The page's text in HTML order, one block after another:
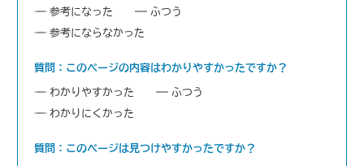
参考になった
ふつう
参考にならなかった
質問：このページの内容はわかりやすかったですか？
わかりやすかった
ふつう
わかりにくかった
質問：このページは見つけやすかったですか？